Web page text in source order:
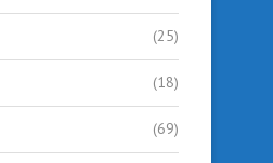
(25)
(18)
(69)